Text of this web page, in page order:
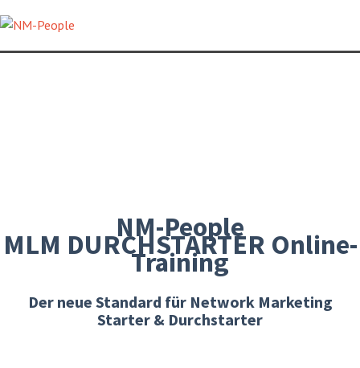
NM-People
MLM DURCHSTARTER Online-
Training
Der neue Standard für Network Marketing
Starter & Durchstarter